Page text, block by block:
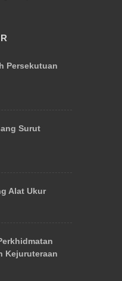
Persekutuan
Surut
Alat Ukur
Kejuruteraan